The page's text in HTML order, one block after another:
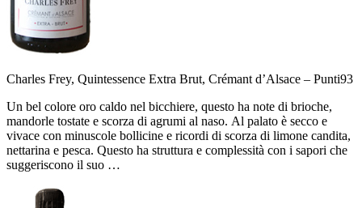
Charles Frey, Quintessence Extra Brut, Crémant d’Alsace – Punti93
Un bel colore oro caldo nel bicchiere, questo ha note di brioche,
mandorle tostate e scorza di agrumi al naso. Al palato è secco e
vivace con minuscole bollicine e ricordi di scorza di limone candita,
nettarina e pesca. Questo ha struttura e complessità con i sapori che
suggeriscono il suo …